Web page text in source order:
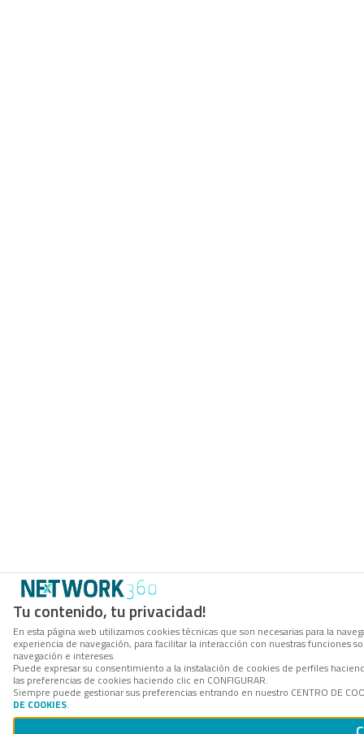
Tu contenido, tu privacidad!
En esta página web utilizamos cookies técnicas que son necesarias para la
experiencia de navegación, para facilitar la interacción con nuestras funciones
navegación e intereses.
Puede expresar su consentimiento a la instalación de cookies de perfiles
las preferencias de cookies haciendo clic en CONFIGURAR.
Siempre puede gestionar sus preferencias entrando en nuestro CENTRO DE
DE COOKIES.